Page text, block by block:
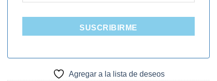
SUSCRIBIRME
Agregar a la lista de deseos